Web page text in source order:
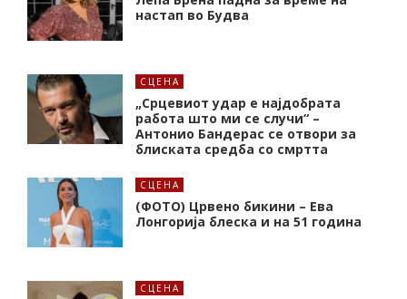
настап во Будва
СЦЕНА
„Срцевиот удар е најдобрата
работа што ми се случи“ –
Антонио Бандерас се отвори за
блиската средба со смртта
СЦЕНА
(ФОТО) Црвено бикини – Ева
Лонгорија блеска и на 51 година
СЦЕНА